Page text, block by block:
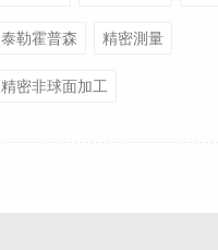
泰勒霍普森 精密測量
精密非球面加工